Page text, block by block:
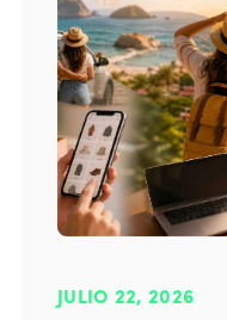
JULIO 22, 2026